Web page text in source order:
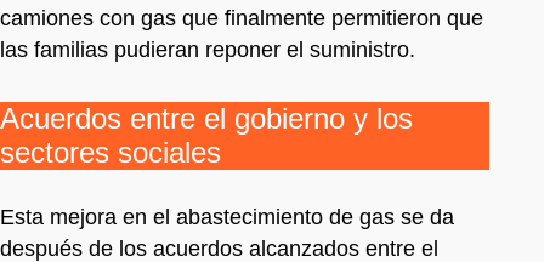
camiones con gas que finalmente permitieron que
las familias pudieran reponer el suministro.
Acuerdos entre el gobierno y los
sectores sociales
Esta mejora en el abastecimiento de gas se da
después de los acuerdos alcanzados entre el